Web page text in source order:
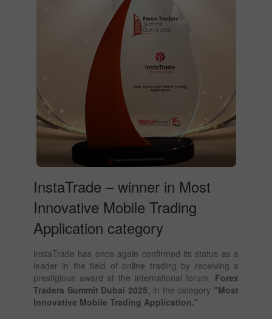
InstaTrade – winner in Most
Innovative Mobile Trading
Application category
InstaTrade has once again confirmed its status as a
leader in the field of online trading by receiving a
prestigious award at the international forum, Forex
Traders Summit Dubai 2025 , in the category "Most
Innovative Mobile Trading Application."